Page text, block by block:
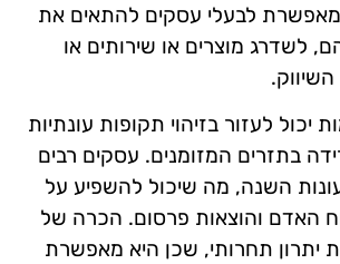
מאפשרת לבעלי עסקים להתאים את
לשדרג מוצרים או שירותים או
יכול לעזור בזיהוי תקופות עונתיות
בתזרים המזומנים. עסקים רבים
עונות השנה, מה שיכול להשפיע על
האדם והוצאות פרסום. הכרה של
יתרון תחרותי, שכן היא מאפשרת